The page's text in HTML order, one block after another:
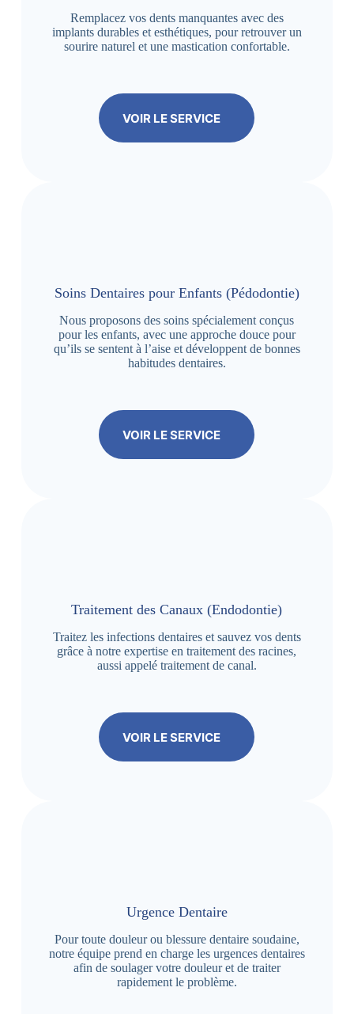
Remplacez vos dents manquantes avec des
implants durables et esthétiques, pour retrouver un
sourire naturel et une mastication confortable.
VOIR LE SERVICE
Soins Dentaires pour Enfants (Pédodontie)
Nous proposons des soins spécialement conçus
pour les enfants, avec une approche douce pour
qu’ils se sentent à l’aise et développent de bonnes
habitudes dentaires.
VOIR LE SERVICE
Traitement des Canaux (Endodontie)
Traitez les infections dentaires et sauvez vos dents
grâce à notre expertise en traitement des racines,
aussi appelé traitement de canal.
VOIR LE SERVICE
Urgence Dentaire
Pour toute douleur ou blessure dentaire soudaine,
notre équipe prend en charge les urgences dentaires
afin de soulager votre douleur et de traiter
rapidement le problème.